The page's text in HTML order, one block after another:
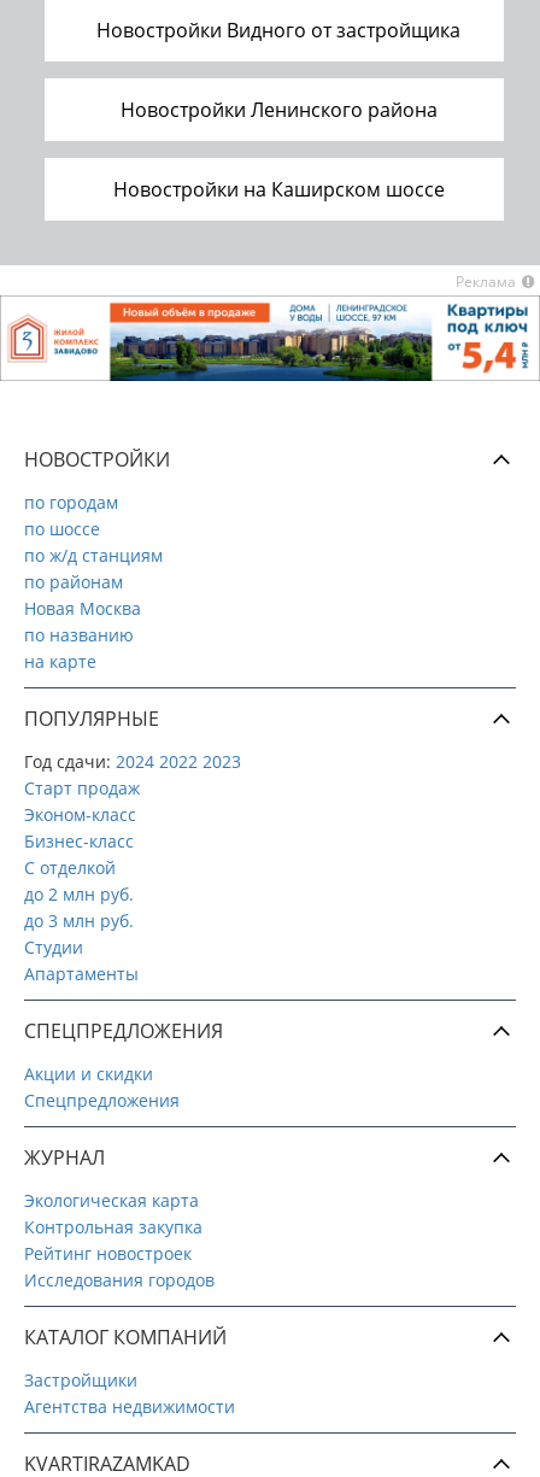
Новостройки Видного от застройщика
Новостройки Ленинского района
Новостройки на Каширском шоссе
Реклама
НОВОСТРОЙКИ
по городам
по шоссе
по ж/д станциям
по районам
Новая Москва
по названию
на карте
ПОПУЛЯРНЫЕ
Год сдачи: 2024 2022 2023
Старт продаж
Эконом-класс
Бизнес-класс
С отделкой
до 2 млн руб.
до 3 млн руб.
Студии
Апартаменты
СПЕЦПРЕДЛОЖЕНИЯ
Акции и скидки
Спецпредложения
ЖУРНАЛ
Экологическая карта
Контрольная закупка
Рейтинг новостроек
Исследования городов
КАТАЛОГ КОМПАНИЙ
Застройщики
Агентства недвижимости
KVARTIRAZAMKAD